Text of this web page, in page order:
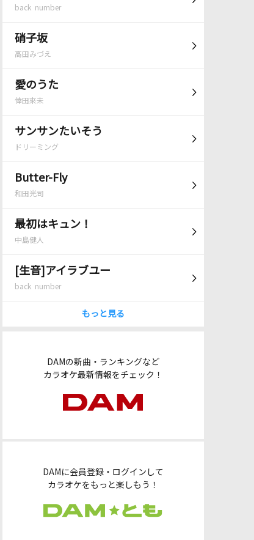
back number
硝子坂
高田みづえ
愛のうた
倖田來未
サンサンたいそう
ドリーミング
Butter-Fly
和田光司
最初はキュン！
中島健人
[生音]アイラブユー
back number
もっと見る
DAMの新曲・ランキングなど
カラオケ最新情報をチェック！
DAMに会員登録・ログインして
カラオケをもっと楽しもう！